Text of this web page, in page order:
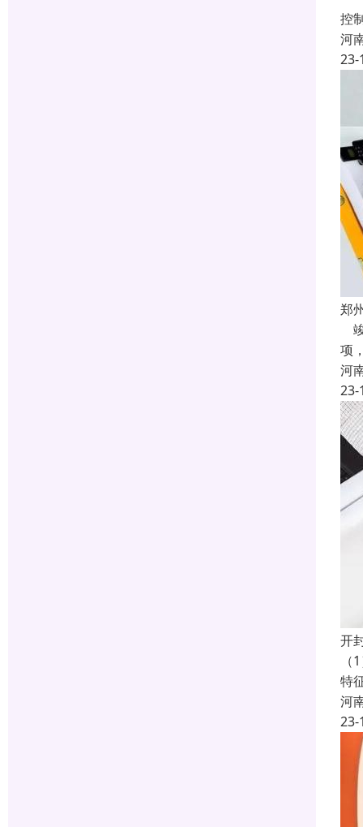
控
河
23-
郑
项
河
23-
开
特
河
23-